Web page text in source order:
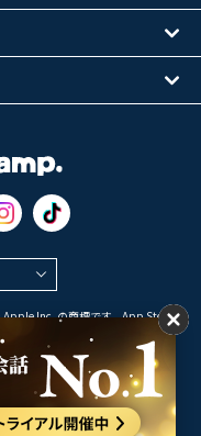
Inc. の商標です。App Store は
です。
標です。
英会話
Reserved.